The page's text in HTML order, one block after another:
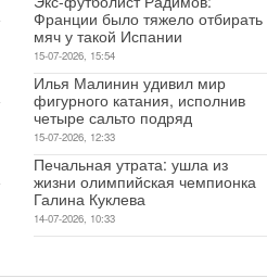
Франции было тяжело отбирать
мяч у такой Испании
15-07-2026, 15:54
Илья Малинин удивил мир
фигурного катания, исполнив
четыре сальто подряд
15-07-2026, 12:33
Печальная утрата: ушла из
жизни олимпийская чемпионка
Галина Куклева
14-07-2026, 10:33